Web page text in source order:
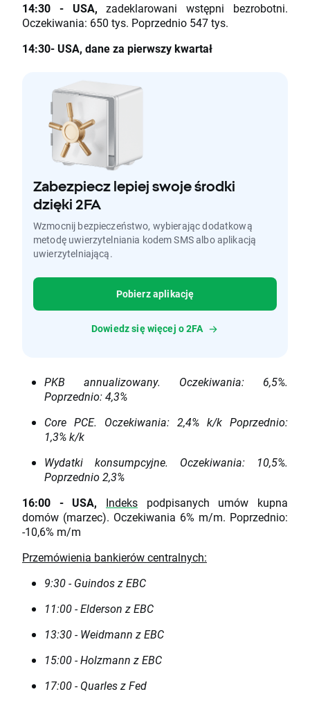
14:30 - USA,zadeklarowani wstępni bezrobotni.
Oczekiwania: 650 tys. Poprzednio 547 tys.
14:30- USA, dane za pierwszy kwartał
Zabezpiecz lepiej swoje środki
dzięki 2FA
Wzmocnij bezpieczeństwo, wybierając dodatkową
metodę uwierzytelniania kodem SMS albo aplikacją
uwierzytelniającą.
Pobierz aplikację
Dowiedz się więcej o 2FA
PKB annualizowany. Oczekiwania: 6,5%.
Poprzednio: 4,3%
Core PCE. Oczekiwania: 2,4% k/k Poprzednio:
1,3% k/k
Wydatki konsumpcyjne. Oczekiwania: 10,5%.
Poprzednio 2,3%
16:00 - USA, Indeks podpisanych umów kupna
domów (marzec). Oczekiwania 6% m/m. Poprzednio:
-10,6% m/m
Przemówienia bankierów centralnych:
9:30 - Guindos z EBC
11:00 - Elderson z EBC
13:30 - Weidmann z EBC
15:00 - Holzmann z EBC
17:00 - Quarles z Fed